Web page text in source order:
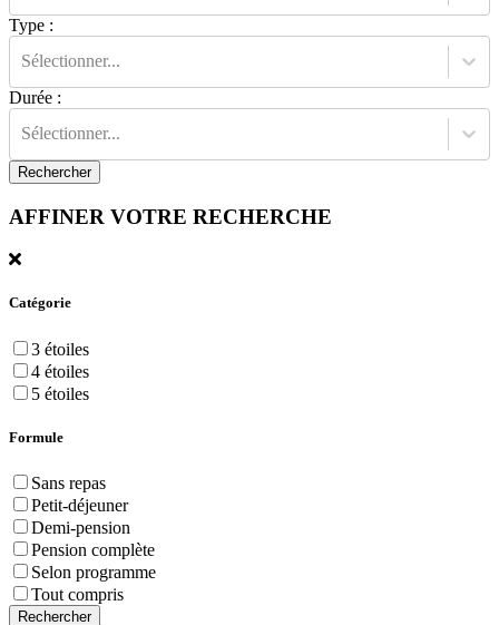
Type :
Sélectionner...
Durée :
Sélectionner...
Rechercher
AFFINER VOTRE RECHERCHE
Catégorie
3 étoiles
4 étoiles
5 étoiles
Formule
Sans repas
Petit-déjeuner
Demi-pension
Pension complète
Selon programme
Tout compris
Rechercher